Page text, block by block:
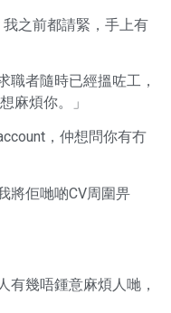
之前都請緊，手上有
職者隨時已經搵咗工，
麻煩你。」
，仲想問你有冇
將佢哋啲CV周圍畀
有幾唔鍾意麻煩人哋，